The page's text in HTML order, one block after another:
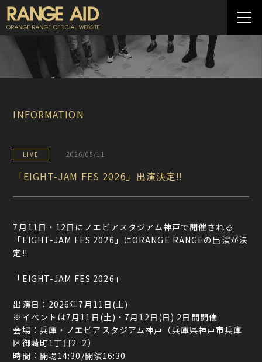
INFORMATION
LIVE 2026/05/11
「EIGHT-JAM FES 2026」出演決定‼
7月11日・12日にノエビアスタジアム神戸で開催される
「EIGHT-JAM FES 2026」にORANGE RANGEの出演が決
定‼
「EIGHT-JAM FES 2026」
出演日：2026年7月11日(土)
※イベントは7月11日(土)・7月12日(日) 2日間開催
会場：兵庫・ノエビアスタジアム神戸（兵庫県神戸市兵庫
区御崎町1丁目2−2）
時間：開場14:30/開演16:30